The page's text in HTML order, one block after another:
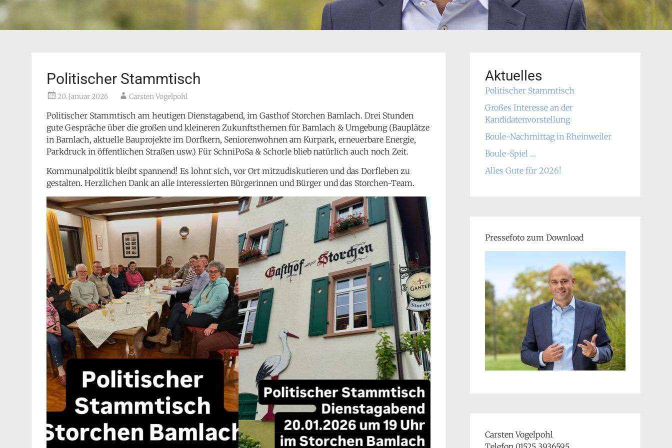
Politischer Stammtisch
20. Januar 2026 Carsten Vogelpohl
Politischer Stammtisch am heutigen Dienstagabend, im Gasthof Storchen Bamlach. Drei Stunden
gute Gespräche über die großen und kleineren Zukunftsthemen für Bamlach & Umgebung (Bauplätze
in Bamlach, aktuelle Bauprojekte im Dorfkern, Seniorenwohnen am Kurpark, erneuerbare Energie,
Parkdruck in öffentlichen Straßen usw.) Für SchniPoSa & Schorle blieb natürlich auch noch Zeit.
Kommunalpolitik bleibt spannend! Es lohnt sich, vor Ort mitzudiskutieren und das Dorfleben zu
gestalten. Herzlichen Dank an alle interessierten Bürgerinnen und Bürger und das Storchen-Team.
Aktuelles
Politischer Stammtisch
Großes Interesse an der
Kandidatenvorstellung
Boule-Nachmittag in Rheinweiler
Boule-Spiel …
Alles Gute für 2026!
Pressefoto zum Download
Carsten Vogelpohl